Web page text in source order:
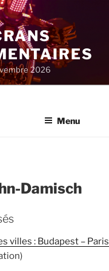
2026
Menu
Damisch
villes : Budapest –